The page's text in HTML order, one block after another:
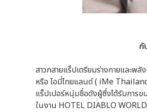
กั
สาวกสายแร็ปเตรียมร่างกายและพลั
หรือ ไอมี่ไทยแลนด์ ( iMe
แร็ปเปอร์หนุ่มชื่อดังผู้ซึ่งได้รับการข
ในงาน HOTEL DIABLO